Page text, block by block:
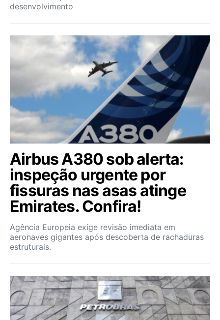
desenvolvimento
Airbus A380 sob alerta:
inspeção urgente por
fissuras nas asas atinge
Emirates. Confira!
Agência Europeia exige revisão imediata em
aeronaves gigantes após descoberta de rachaduras
estruturais.